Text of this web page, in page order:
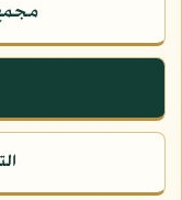
مجمع